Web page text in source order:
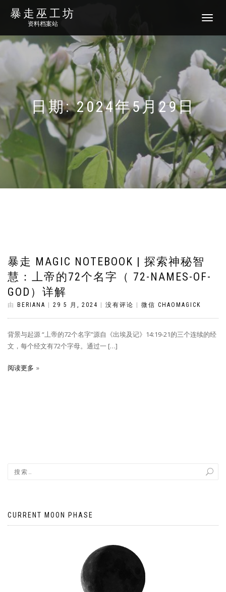
暴走巫工坊
资料档案站
切
导
日期:2024年5月29日
暴走 MAGIC NOTEBOOK | 探索神秘智
慧：丄帝的72个名字（ 72-NAMES-OF-
GOD）详解
由 BERIANA 29 5 月, 2024 没有评论 微信 CHAOMAGICK
背景与起源 “丄帝的72个名字”源自《出埃及记》14:19-21的三个连续的经
文，每个经文有72个字母。通过一 […]
阅读更多
CURRENT MOON PHASE